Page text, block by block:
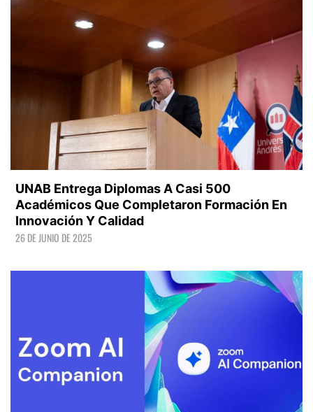
UNAB Entrega Diplomas A Casi 500
Académicos Que Completaron Formación En
Innovación Y Calidad
26 DE JUNIO DE 2025